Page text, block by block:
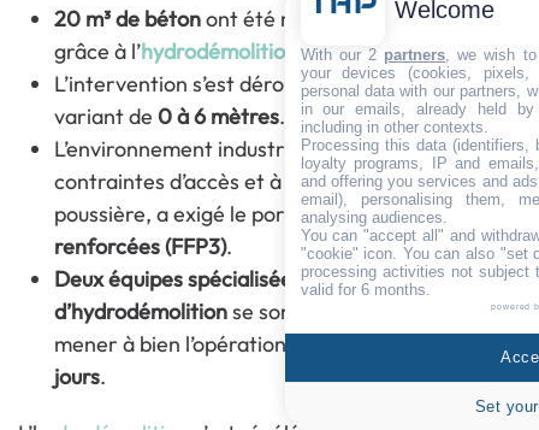
20 m³ de bétonont été retirés avec précision
grâce à l’hydrodémolition robotisée.
L’intervention s’est déroulée sur des hauteurs
variant de 0 à 6 mètres.
L’environnement industriel, soumis à des
contraintes d’accès et à une forte exposition à la
poussière, a exigé le port deprotections
renforcées (FFP3).
Deux équipes spécialisées de pilotes de robots
d’hydrodémolitionse sont relayées en
pour
mener à bien l’opération en seulement
jours.
Welcome
With our 2 partners , we wish
your devices (cookies,
personal data with our partners,
in our emails, already held
including in other contexts.
Processing this data (identifiers,
loyalty programs, IP and
and offering you services and
email), personalising them,
analysing audiences.
You can "accept all" and
"cookie" icon . You can also "set
processing activities not subject
valid for 6 months.
powered
Set